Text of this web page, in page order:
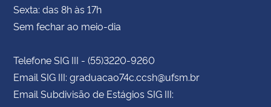
Sexta: das 8h às 17h
Sem fechar ao meio-dia
Telefone SIG III - (55)3220-9260
Email SIG III: graduacao74c.ccsh@ufsm.br
Email Subdivisão de Estágios SIG III: